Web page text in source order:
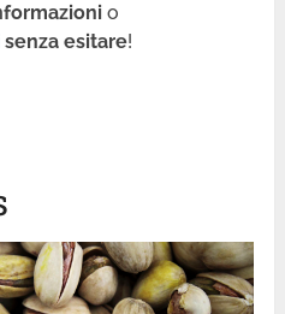
o
senza esitare!